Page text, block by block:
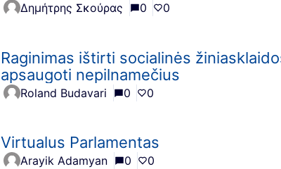
Δημήτρης Σκούρας 0 0
Raginimas ištirti socialinės
apsaugoti nepilnamečius
Roland Budavari 0 0
Virtualus Parlamentas
Arayik Adamyan 0 0